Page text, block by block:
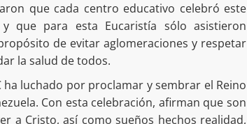
que cada centro educativo celebró este
que para esta Eucaristía sólo asistieron
de evitar aglomeraciones y respetar
la salud de todos.
luchado por proclamar y sembrar el Reino
Con esta celebración, afirman que son
a Cristo, así como sueños hechos realidad,